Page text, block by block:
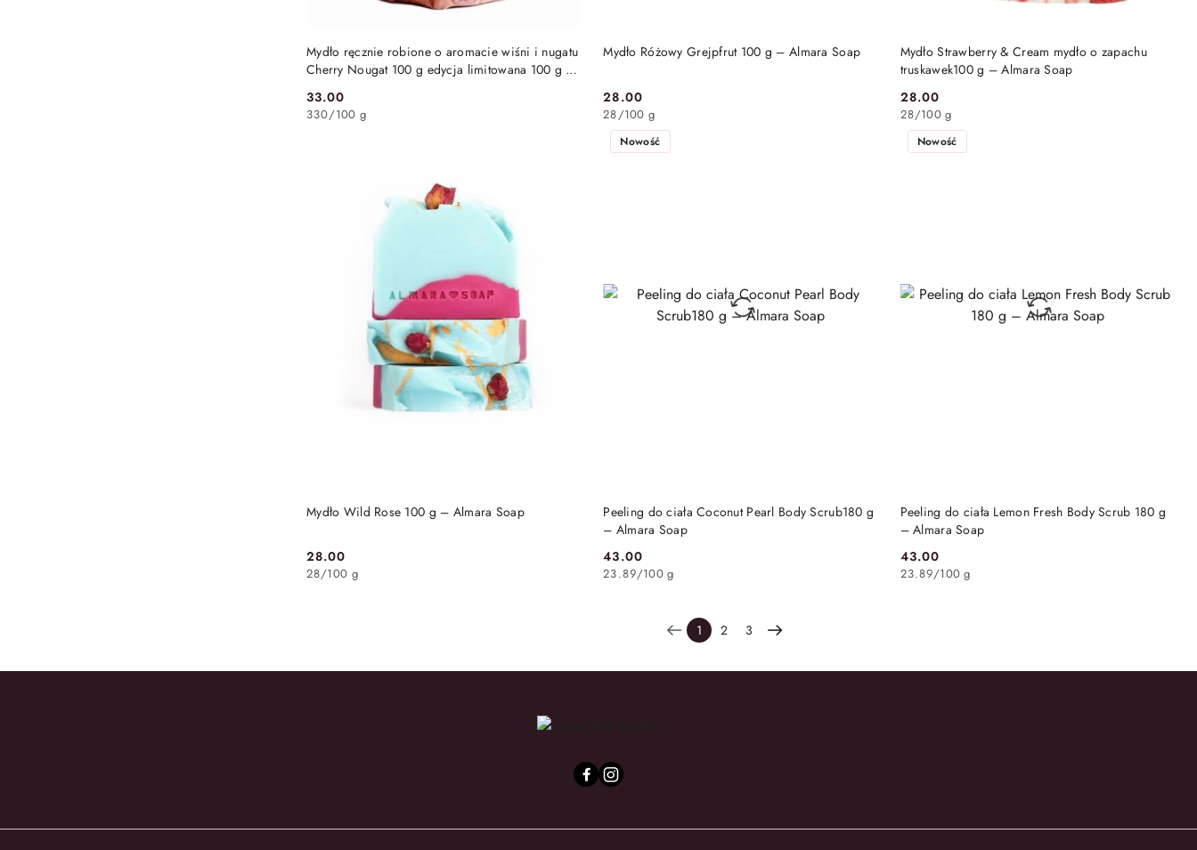
Mydło ręcznie robione o aromacie wiśni i nugatu
Cherry Nougat 100 g edycja limitowana 100 g –
Cena:
33.00
330/100 g
DO KOSZYKA Mydło Różowy Grejpfrut 100 g – Almara Soap
Cena:
28.00
28/100 g
DO KOSZYKA
Mydło Strawberry & Cream mydło o zapachu
truskawek100 g – Almara Soap
Cena:
28.00
28/100 g
DO KOSZYKA
Mydło Wild Rose 100 g – Almara Soap
Cena:
28.00
28/100 g
DO KOSZYKA
Peeling do ciała Coconut Pearl Body Scrub180 g
– Almara Soap
Cena:
43.00
23.89/100 g
Nowość
DO KOSZYKA
Peeling do ciała Lemon Fresh Body Scrub 180 g
– Almara Soap
Cena:
43.00
23.89/100 g
Nowość
DO KOSZYKA
1 2 3